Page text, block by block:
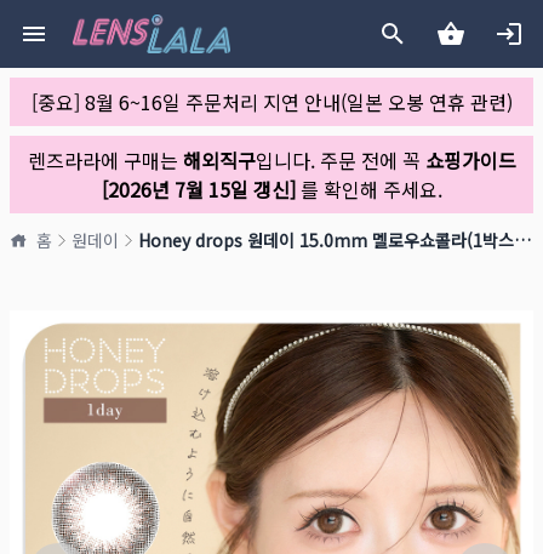
[중요] 8월 6~16일 주문처리 지연 안내(일본 오봉 연휴 관련)
렌즈라라에 구매는 해외직구입니다. 주문 전에 꼭 쇼핑가이드
[2026년 7월 15일 갱신]를 확인해 주세요.
홈 원데이 Honey drops 원데이 15.0mm 멜로우쇼콜라(1박스 10개들이)